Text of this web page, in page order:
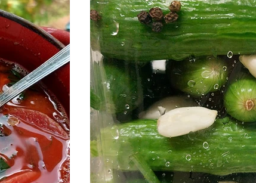
מחדר הטיפול רפואה פרסית רפואה סינית איך?